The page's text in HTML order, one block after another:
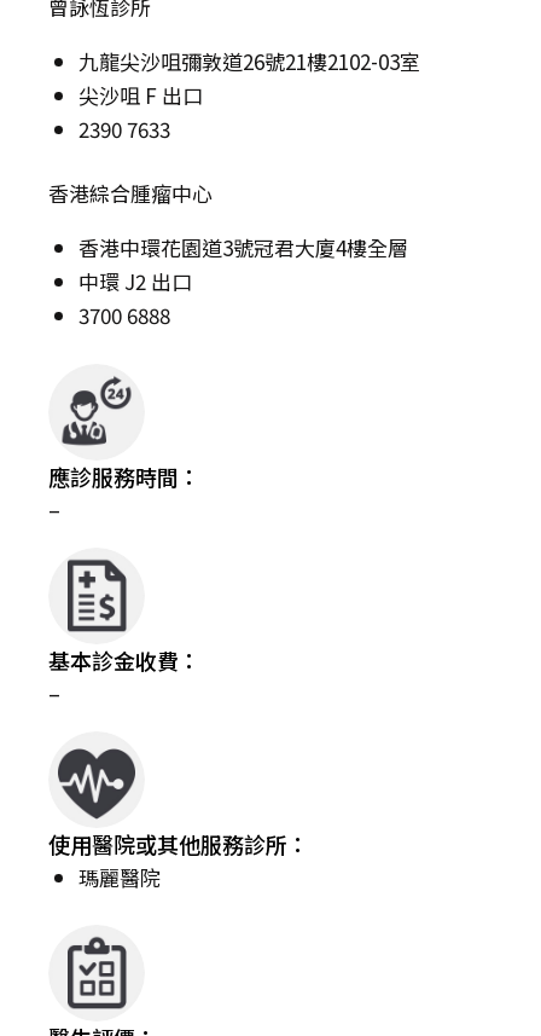
曾詠恆診所
九龍尖沙咀彌敦道26號21樓2102-03室
尖沙咀 F 出口
2390 7633
香港綜合腫瘤中心
香港中環花園道3號冠君大廈4樓全層
中環 J2 出口
3700 6888
應診服務時間：
–
基本診金收費：
–
使用醫院或其他服務診所：
瑪麗醫院